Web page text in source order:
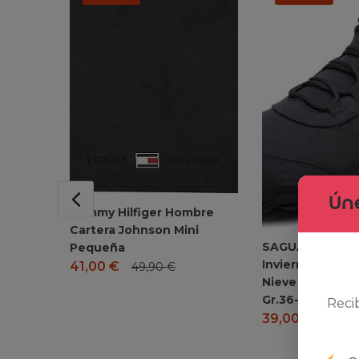
Tommy Hilfiger Hombre
Cartera Johnson Mini
Pequeña
41,00 € 49,90€
SAGUARO
Invierno Cálido
Nieve pour
Gr.36-48
39,00